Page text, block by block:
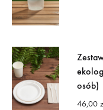
osób)
46,00